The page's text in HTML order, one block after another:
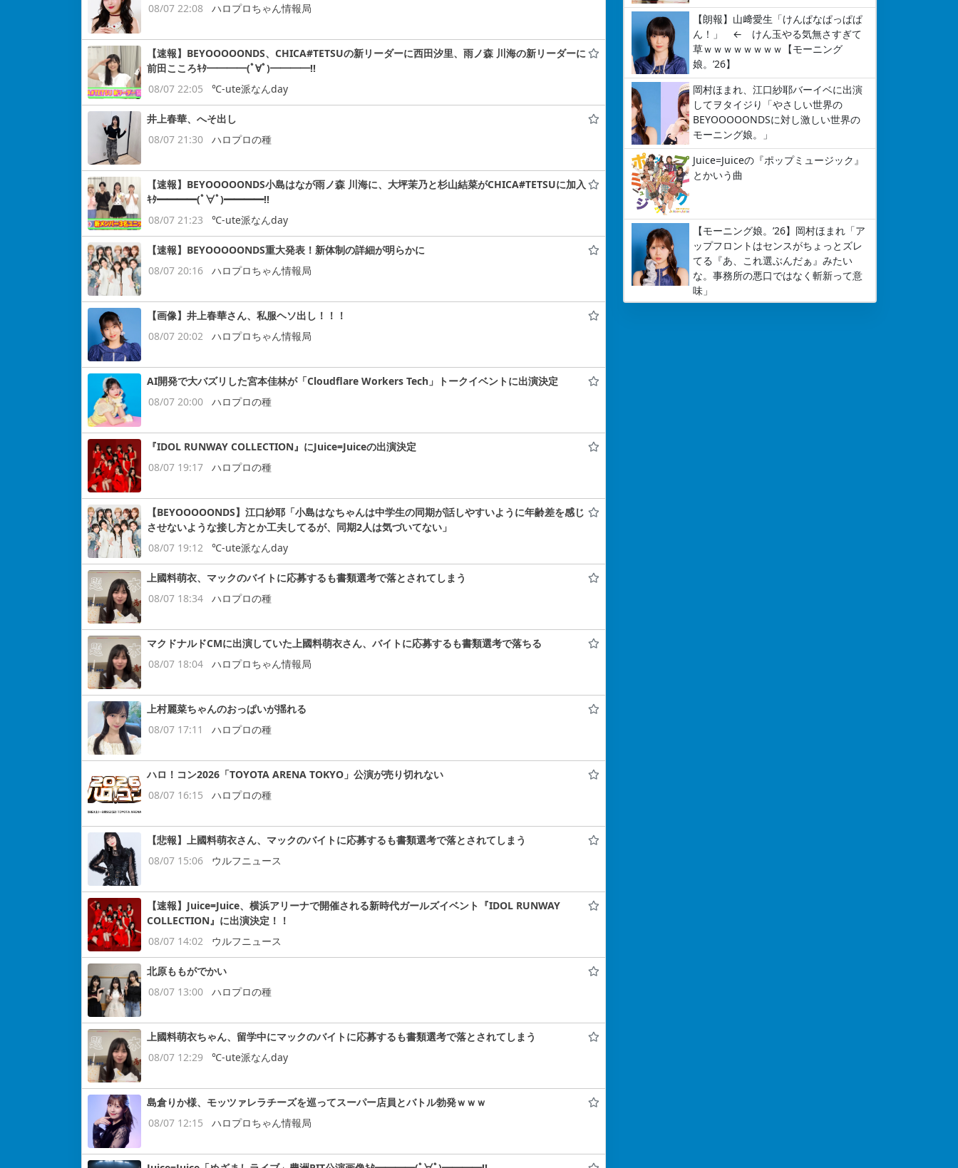
【朗報】山﨑愛生「けんぱなぱっぱぱ
ん！」 ← けん玉やる気無さすぎて
草ｗｗｗｗｗｗｗｗ【モーニング
娘。’26】
岡村ほまれ、江口紗耶バーイベに出演
してヲタイジり「やさしい世界の
BEYOOOOONDSに対し激しい世界の
モーニング娘。」
Juice=Juiceの『ポップミュージック』
とかいう曲
【モーニング娘。’26】岡村ほまれ「ア
ップフロントはセンスがちょっとズレ
てる『あ、これ選ぶんだぁ』みたい
な。事務所の悪口ではなく斬新って意
味」
08/07 22:08
ハロプロちゃん情報局
【速報】BEYOOOOONDS、CHICA#TETSUの新リーダーに西田汐里、雨ノ森 川海の新リーダーに
前田こころｷﾀ━━━━(ﾟ∀ﾟ)━━━━!!
08/07 22:05
℃-ute派なんday
井上春華、へそ出し
08/07 21:30
ハロプロの種
【速報】BEYOOOOONDS小島はなが雨ノ森 川海に、大坪茉乃と杉山結菜がCHICA#TETSUに加入
ｷﾀ━━━━(ﾟ∀ﾟ)━━━━!!
08/07 21:23
℃-ute派なんday
【速報】BEYOOOOONDS重大発表！新体制の詳細が明らかに
08/07 20:16
ハロプロちゃん情報局
【画像】井上春華さん、私服ヘソ出し！！！
08/07 20:02
ハロプロちゃん情報局
AI開発で大バズリした宮本佳林が「Cloudflare Workers Tech」トークイベントに出演決定
08/07 20:00
ハロプロの種
『IDOL RUNWAY COLLECTION』にJuice=Juiceの出演決定
08/07 19:17
ハロプロの種
【BEYOOOOONDS】江口紗耶「小島はなちゃんは中学生の同期が話しやすいように年齢差を感じ
させないような接し方とか工夫してるが、同期2人は気づいてない」
08/07 19:12
℃-ute派なんday
上國料萌衣、マックのバイトに応募するも書類選考で落とされてしまう
08/07 18:34
ハロプロの種
マクドナルドCMに出演していた上國料萌衣さん、バイトに応募するも書類選考で落ちる
08/07 18:04
ハロプロちゃん情報局
上村麗菜ちゃんのおっぱいが揺れる
08/07 17:11
ハロプロの種
ハロ！コン2026「TOYOTA ARENA TOKYO」公演が売り切れない
08/07 16:15
ハロプロの種
【悲報】上國料萌衣さん、マックのバイトに応募するも書類選考で落とされてしまう
08/07 15:06
ウルフニュース
【速報】Juice=Juice、横浜アリーナで開催される新時代ガールズイベント『IDOL RUNWAY
COLLECTION』に出演決定！！
08/07 14:02
ウルフニュース
北原ももがでかい
08/07 13:00
ハロプロの種
上國料萌衣ちゃん、留学中にマックのバイトに応募するも書類選考で落とされてしまう
08/07 12:29
℃-ute派なんday
島倉りか様、モッツァレラチーズを巡ってスーパー店員とバトル勃発ｗｗｗ
08/07 12:15
ハロプロちゃん情報局